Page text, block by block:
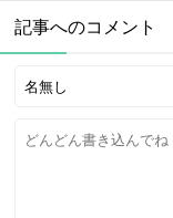
記事へのコメント